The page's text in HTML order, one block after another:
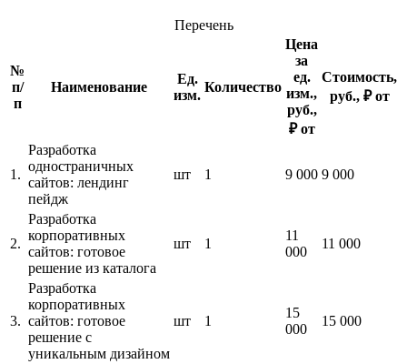
Перечень
№
п/
п
Наименование
Ед.
изм.
Количество
Цена
за
ед.
изм.,
руб.,
₽ от
Стоимость,
руб., ₽ от
1.
Разработка
одностраничных
сайтов: лендинг
пейдж
шт 1 9 000 9 000
2.
Разработка
корпоративных
сайтов: готовое
решение из каталога
шт 1
11
000
11 000
3.
Разработка
корпоративных
сайтов: готовое
решение с
уникальным дизайном
шт 1
15
000
15 000